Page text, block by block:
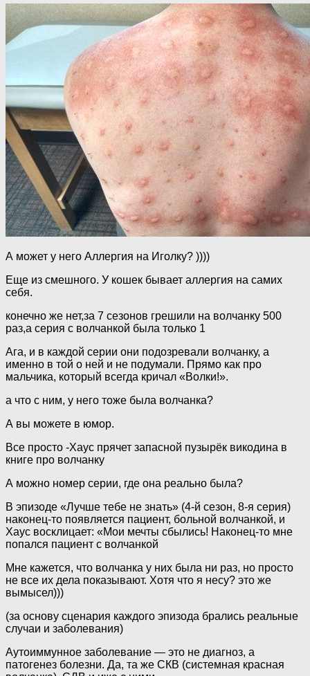
А может у него Аллергия на Иголку? ))))
Еще из смешного. У кошек бывает аллергия на самих
себя.
конечно же нет,за 7 сезонов грешили на волчанку 500
раз,а серия с волчанкой была только 1
Ага, и в каждой серии они подозревали волчанку, а
именно в той о ней и не подумали. Прямо как про
мальчика, который всегда кричал «Волки!».
а что с ним, у него тоже была волчанка?
А вы можете в юмор.
Все просто -Хаус прячет запасной пузырёк викодина в
книге про волчанку
А можно номер серии, где она реально была?
В эпизоде «Лучше тебе не знать» (4-й сезон, 8-я серия)
наконец-то появляется пациент, больной волчанкой, и
Хаус восклицает: «Мои мечты сбылись! Наконец-то мне
попался пациент с волчанкой
Мне кажется, что волчанка у них была ни раз, но просто
не все их дела показывают. Хотя что я несу? это же
вымысел)))
(за основу сценария каждого эпизода брались реальные
случаи и заболевания)
Аутоиммунное заболевание — это не диагноз, а
патогенез болезни. Да, та же СКВ (системная красная